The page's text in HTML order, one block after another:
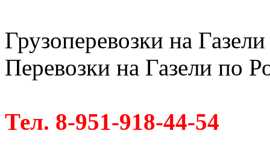
Грузоперевозки на
Перевозки на Газели по
Тел. 8-951-918-44-54